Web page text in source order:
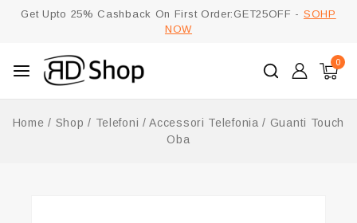
Get Upto 25% Cashback On First Order:GET25OFF - SOHP
NOW
0
Home / Shop / Telefoni / Accessori Telefonia / Guanti Touch
Oba